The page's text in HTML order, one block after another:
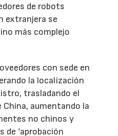
de robots
extranjera se
más complejo
con sede en
la localización
trasladando el
aumentando la
no chinos y
de ‘aprobación